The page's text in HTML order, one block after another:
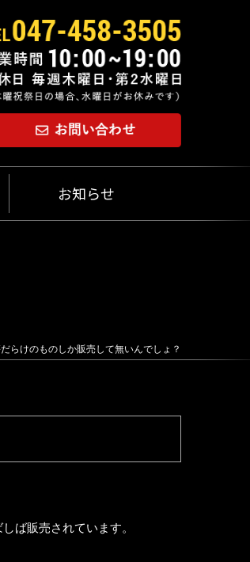
お知らせ
らけのものしか販売して無いんでしょ？
ば販売されています。